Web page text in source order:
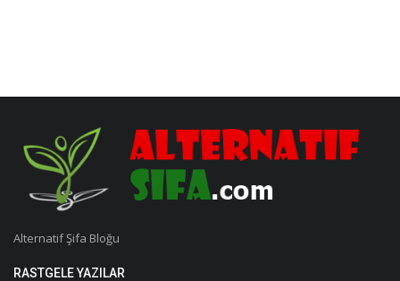
Alternatif Şifa Bloğu
RASTGELE YAZILAR